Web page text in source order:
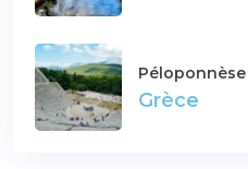
Péloponnèse
Grèce